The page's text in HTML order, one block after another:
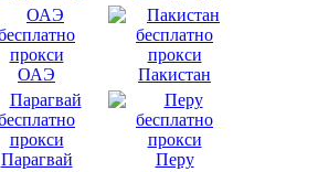
ОАЭ Пакистан
Парагвай Перу